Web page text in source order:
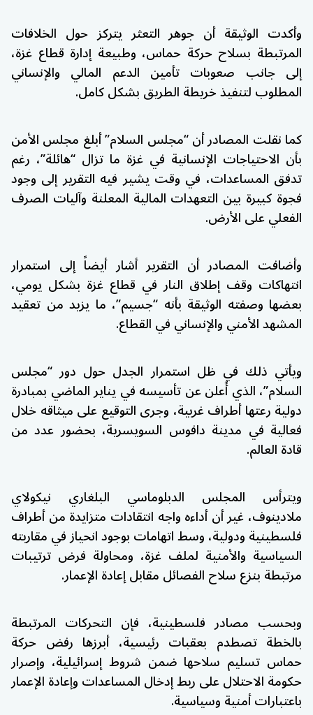
وأكدت الوثيقة أن جوهر التعثر يتركز حول الخلافات
المرتبطة بسلاح حركة حماس، وطبيعة إدارة قطاع غزة،
إلى جانب صعوبات تأمين الدعم المالي والإنساني
المطلوب لتنفيذ خريطة الطريق بشكل كامل.
كما نقلت المصادر أن “مجلس السلام” أبلغ مجلس الأمن
بأن الاحتياجات الإنسانية في غزة ما تزال “هائلة”، رغم
تدفق المساعدات، في وقت يشير فيه التقرير إلى وجود
فجوة كبيرة بين التعهدات المالية المعلنة وآليات الصرف
الفعلي على الأرض.
وأضافت المصادر أن التقرير أشار أيضاً إلى استمرار
انتهاكات وقف إطلاق النار في قطاع غزة بشكل يومي،
بعضها وصفته الوثيقة بأنه “جسيم”، ما يزيد من تعقيد
المشهد الأمني والإنساني في القطاع.
ويأتي ذلك في ظل استمرار الجدل حول دور “مجلس
السلام”، الذي أُعلن عن تأسيسه في يناير الماضي بمبادرة
دولية رعتها أطراف غربية، وجرى التوقيع على ميثاقه خلال
فعالية في مدينة دافوس السويسرية، بحضور عدد من
قادة العالم.
ويترأس المجلس الدبلوماسي البلغاري نيكولاي
ملادينوف، غير أن أداءه واجه انتقادات متزايدة من أطراف
فلسطينية ودولية، وسط اتهامات بوجود انحياز في مقاربته
السياسية والأمنية لملف غزة، ومحاولة فرض ترتيبات
مرتبطة بنزع سلاح الفصائل مقابل إعادة الإعمار.
وبحسب مصادر فلسطينية، فإن التحركات المرتبطة
بالخطة تصطدم بعقبات رئيسية، أبرزها رفض حركة
حماس تسليم سلاحها ضمن شروط إسرائيلية، وإصرار
حكومة الاحتلال على ربط إدخال المساعدات وإعادة الإعمار
باعتبارات أمنية وسياسية.